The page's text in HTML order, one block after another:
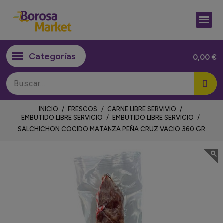
0,00 €
INICIO FRESCOS
CARNE LIBRE SERVIVIO
EMBUTIDO LIBRE SERVICIO
EMBUTIDO LIBRE SERVICIO
SALCHICHON COCIDO MATANZA PEÑA CRUZ VACIO 360 GR